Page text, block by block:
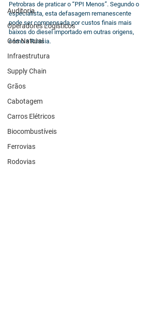
Auditoria
Operadores Logísticos
Gás Natural
Infraestrutura
Supply Chain
Grãos
Cabotagem
Carros Elétricos
Biocombustíveis
Ferrovias
Rodovias
Petrobras de praticar o “PPI Menos”. Segundo o
especialista, esta defasagem remanescente
pode ser compensada por custos finais mais
baixos do diesel importado em outras origens,
como a Rússia.